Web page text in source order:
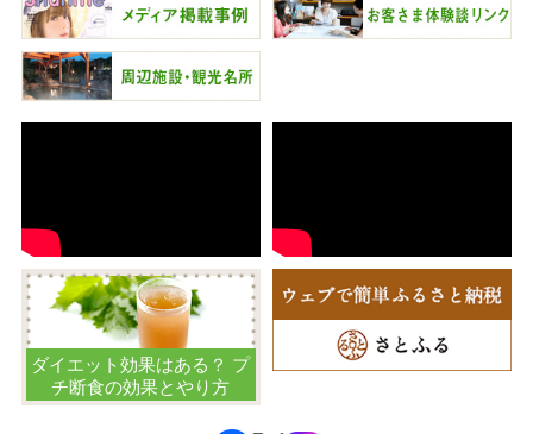
ダイエット効果はある？ プ
チ断食の効果とやり方